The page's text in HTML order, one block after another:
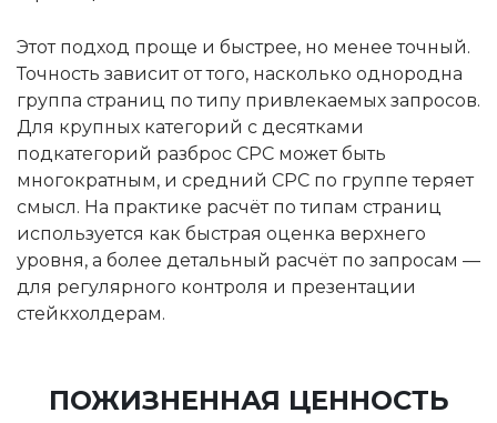
Этот подход проще и быстрее, но менее точный.
Точность зависит от того, насколько однородна
группа страниц по типу привлекаемых запросов.
Для крупных категорий с десятками
подкатегорий разброс CPC может быть
многократным, и средний CPC по группе теряет
смысл. На практике расчёт по типам страниц
используется как быстрая оценка верхнего
уровня, а более детальный расчёт по запросам —
для регулярного контроля и презентации
стейкхолдерам.
ПОЖИЗНЕННАЯ ЦЕННОСТЬ